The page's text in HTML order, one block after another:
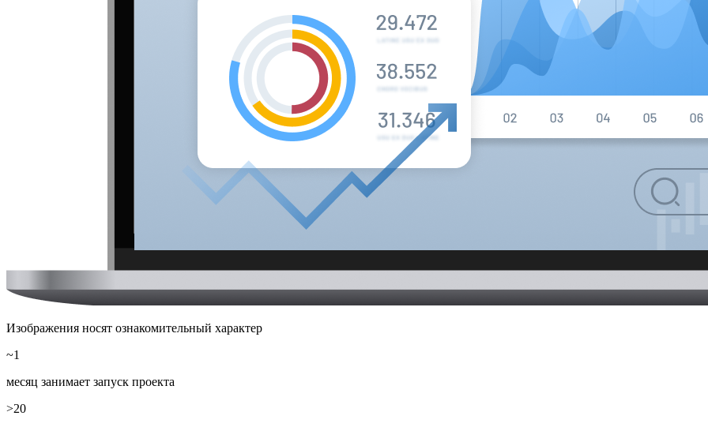
Изображения носят ознакомительный характер
~1
месяц занимает запуск проекта
>20